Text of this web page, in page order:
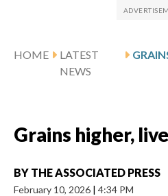
HOME
LATEST
NEWS
Grains higher,
BY THE ASSOCIATED PRESS
February 10, 2026 | 4:34 PM